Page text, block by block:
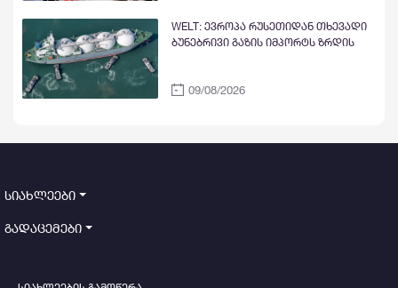
WELT: ევროპა რუსეთიდან თხევადი
ბუნებრივი გაზის იმპორტს ზრდის
09/08/2026
სიახლეები
გადაცემები